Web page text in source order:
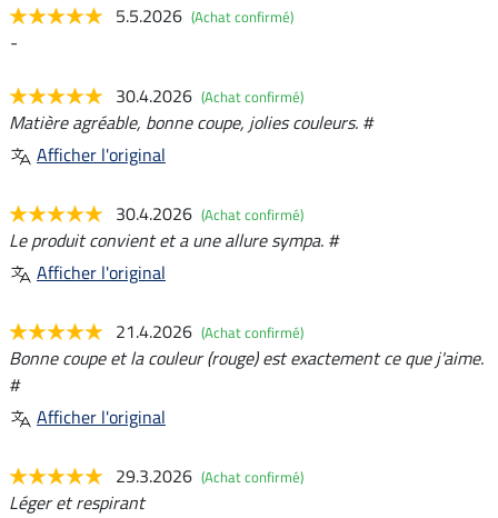
5.5.2026 (Achat confirmé)
-
30.4.2026 (Achat confirmé)
Matière agréable, bonne coupe, jolies couleurs. #
Afficher l'original
30.4.2026 (Achat confirmé)
Le produit convient et a une allure sympa. #
Afficher l'original
21.4.2026 (Achat confirmé)
Bonne coupe et la couleur (rouge) est exactement ce que j'aime.
#
Afficher l'original
29.3.2026 (Achat confirmé)
Léger et respirant